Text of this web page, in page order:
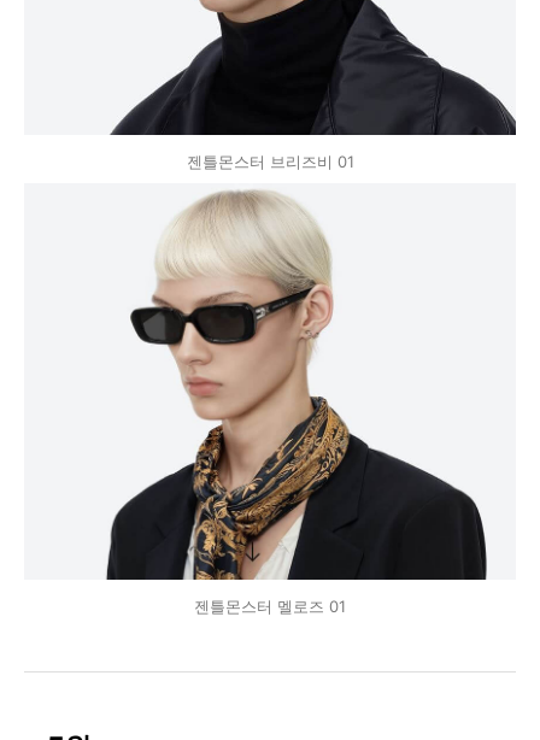
젠틀몬스터 브리즈비 01
젠틀몬스터 멜로즈 01